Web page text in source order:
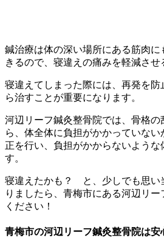
鍼治療は体の深い場所にある筋肉
きるので、寝違えの痛みを軽減させ
寝違えてしまった際には、再発を
ら治すことが重要になります。
河辺リーフ鍼灸整骨院では、骨格
ら、体全体に負担がかかっていな
正を行い、負担がかからないような
す。
寝違えたかも？ と、少しでも思い
りましたら、青梅市にある河辺リ
ください！
青梅市の河辺リーフ鍼灸整骨院は安